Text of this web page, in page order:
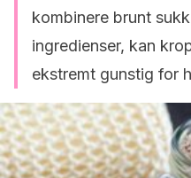
kombinere brunt
ingredienser, kan
ekstremt gunstig for